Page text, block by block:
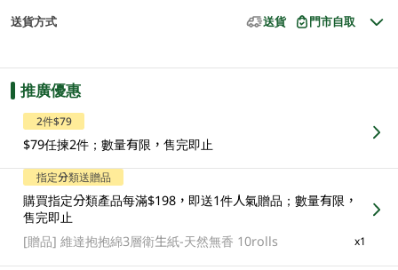
送貨方式 送貨 門市自取
推廣優惠
2件$79
$79任揀2件；數量有限，售完即止
指定分類送贈品
購買指定分類產品每滿$198，即送1件人氣贈品；數量有限，
售完即止
[贈品]維達抱抱綿3層衛生紙-天然無香 10rolls x1